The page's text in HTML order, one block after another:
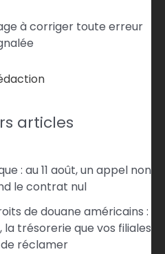
à corriger toute erreur
articles
: au 11 août, un appel non
le contrat nul
de douane américains :
la trésorerie que vos filiales
réclamer